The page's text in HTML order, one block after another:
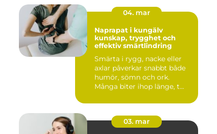
04. mar
Naprapat i kungälv
kunskap, trygghet och
effektiv smärtlindring
Smärta i rygg, nacke eller
axlar påverkar snabbt både
humör, sömn och ork.
Många biter ihop länge, t...
03. mar